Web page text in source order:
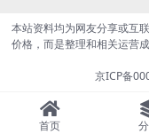
本站资料均为网友分享或互
价格，而是整理和相关运营
京ICP备
首页